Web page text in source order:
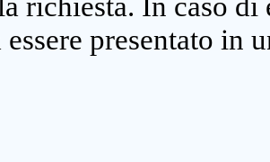
essere presentato in